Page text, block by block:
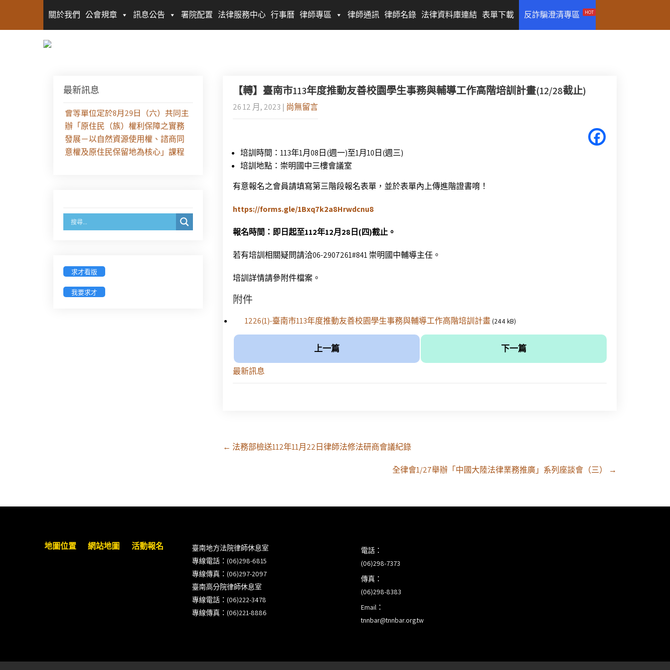
關於我們 公會規章 訊息公告 署院配置 法律服務中心 行事曆 律師專區 律師通訊 律師名錄 法律資料庫連結 表單下載 反詐騙澄清專區 HOT
【轉】臺南市113年度推動友善校園學生事務與輔導工作高階培訓計畫(12/28截止)
26 12 月, 2023 | 尚無留言
培訓時間：113年1月08日(週一)至1月10日(週三)
培訓地點：崇明國中三樓會議室
有意報名之會員請填寫第三階段報名表單，並於表單內上傳進階證書唷！
https://forms.gle/1Bxq7k2a8Hrwdcnu8
報名時間：即日起至112年12月28日(四)截止。
若有培訓相關疑問請洽06-2907261#841 崇明國中輔導主任。
培訓詳情請參附件檔案。
附件
1226(1)-臺南市113年度推動友善校園學生事務與輔導工作高階培訓計畫 (244 kB)
上一篇 下一篇
最新訊息
Post
navigation
← 法務部檢送112年11月22日律師法修法研商會議紀錄
全律會1/27舉辦「中國大陸法律業務推廣」系列座談會（三） →
最新訊息
會等單位定於8月29日（六）共同主
辦「原住民（族）權利保障之實務
發展－以自然資源使用權、諮商同
意權及原住民保留地為核心」課程
登記)
參加「勞動權益講習」
臺灣新北地方法院115年第2次約聘
【重要公告】115年職場霸凌調查專
求才看版
我要求才
地圖位置 網站地圖 活動報名
臺南地方法院律師休息室
專線電話：(06)298-6815
專線傳真：(06)297-2097
臺南高分院律師休息室
專線電話：(06)222-3478
專線傳真：(06)221-8886
電話：
(06)298-7373
傳真：
(06)298-8383
Email：
tnnbar@tnnbar.org.tw